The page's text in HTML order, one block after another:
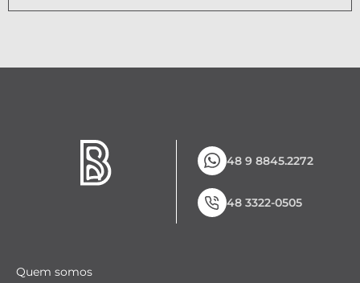
48 9 8845.2272
48 3322-0505
Quem somos